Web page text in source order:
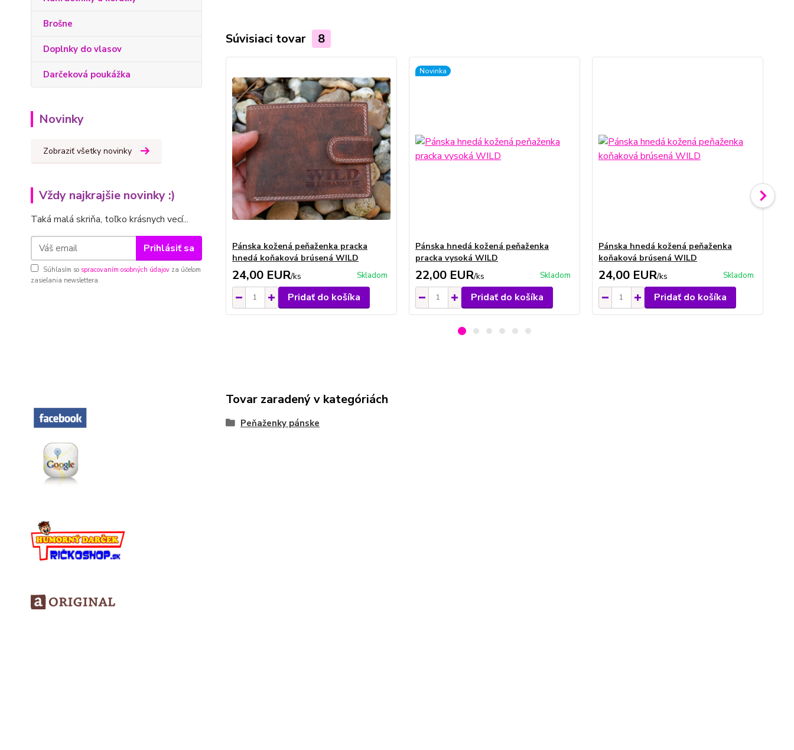
Brošne
Doplnky do vlasov
Darčeková poukážka
Novinky
Zobraziť všetky novinky
Vždy najkrajšie novinky :)
Taká malá skriňa, toľko krásnych vecí...
Prihlásiť sa
Súhlasím so spracovaním osobných údajov za účelom
zasielania newslettera.
Súvisiaci tovar 8
Pánska kožená peňaženka pracka
hnedá koňaková brúsená WILD
24,00 EUR/ks Skladom
Pridať do košíka
Novinka
Pánska hnedá kožená peňaženka
pracka vysoká WILD
22,00 EUR/ks Skladom
Pridať do košíka
Pánska hnedá kožená peňaženka
koňaková brúsená WILD
24,00 EUR/ks Skladom
Pridať do košíka
Tovar zaradený v kategóriách
Peňaženky pánske